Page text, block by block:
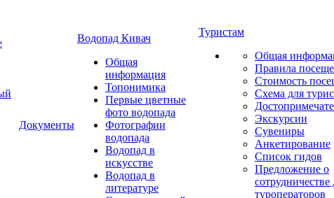
Документы
Водопад Кивач
Общая
информация
Топонимика
Первые цветные
фото водопада
Фотографии
водопада
Водопад в
искусстве
Водопад в
литературе
Туристам
Общая
Правила
Стоимость
Схема для
Экскурсии
Сувениры
Анкетирование
Список гидов
Предложение о
сотрудничестве
туроператоров